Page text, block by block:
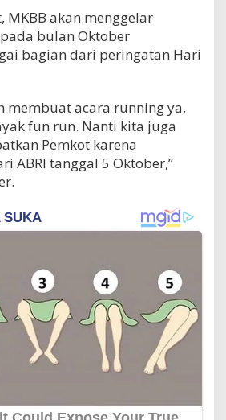
MKBB akan menggelar
bulan Oktober
bagian dari peringatan Hari
membuat acara running ya,
fun run. Nanti kita juga
Pemkot karena
ABRI tanggal 5 Oktober,”